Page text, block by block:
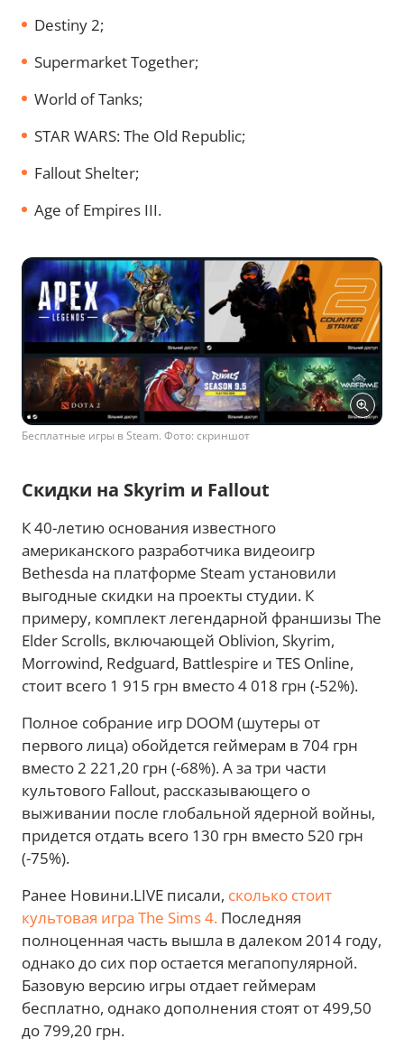
Destiny 2;
Supermarket Together;
World of Tanks;
STAR WARS: The Old Republic;
Fallout Shelter;
Age of Empires III.
Бесплатные игры в Steam. Фото: скриншот
Скидки на Skyrim и Fallout
К 40-летию основания известного
американского разработчика видеоигр
Bethesda на платформе Steam установили
выгодные скидки на проекты студии. К
примеру, комплект легендарной франшизы The
Elder Scrolls, включающей Oblivion, Skyrim,
Morrowind, Redguard, Battlespire и TES Online,
стоит всего 1 915 грн вместо 4 018 грн (-52%).
Полное собрание игр DOOM (шутеры от
первого лица) обойдется геймерам в 704 грн
вместо 2 221,20 грн (-68%). А за три части
культового Fallout, рассказывающего о
выживании после глобальной ядерной войны,
придется отдать всего 130 грн вместо 520 грн
(-75%).
Ранее Новини.LIVE писали, сколько стоит
культовая игра The Sims 4. Последняя
полноценная часть вышла в далеком 2014 году,
однако до сих пор остается мегапопулярной.
Базовую версию игры отдает геймерам
бесплатно, однако дополнения стоят от 499,50
до 799,20 грн.